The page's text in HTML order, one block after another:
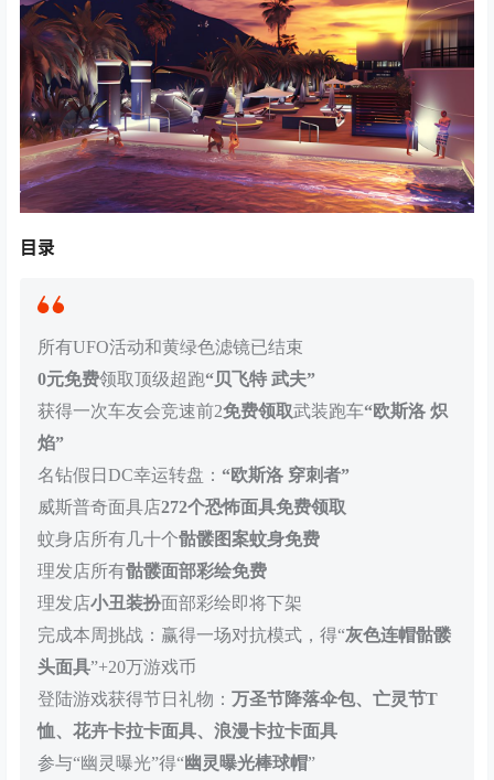
目录
所有UFO活动和黄绿色滤镜已结束
0元免费领取顶级超跑“贝飞特 武夫”
获得一次车友会竞速前2免费领取武装跑车“欧斯洛 炽
焰”
名钻假日DC幸运转盘： “欧斯洛 穿刺者”
威斯普奇面具店272个恐怖面具免费领取
蚊身店所有几十个骷髅图案蚊身免费
理发店所有骷髅面部彩绘免费
理发店小丑装扮面部彩绘即将下架
完成本周挑战：赢得一场对抗模式，得“灰色连帽骷髅
头面具”+20万游戏币
登陆游戏获得节日礼物： 万圣节降落伞包、亡灵节T
恤、花卉卡拉卡面具、浪漫卡拉卡面具
参与“幽灵曝光”得“幽灵曝光棒球帽”